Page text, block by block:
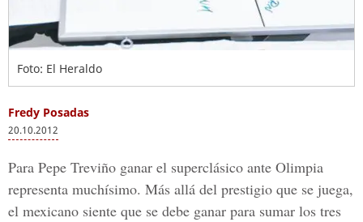
Foto: El Heraldo
Fredy Posadas
20.10.2012
Para Pepe Treviño ganar el superclásico ante Olimpia
representa muchísimo. Más allá del prestigio que se juega,
el mexicano siente que se debe ganar para sumar los tres